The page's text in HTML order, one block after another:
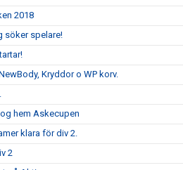
2018
söker spelare!
Kryddor o WP korv.
hem Askecupen
klara för div 2.
2